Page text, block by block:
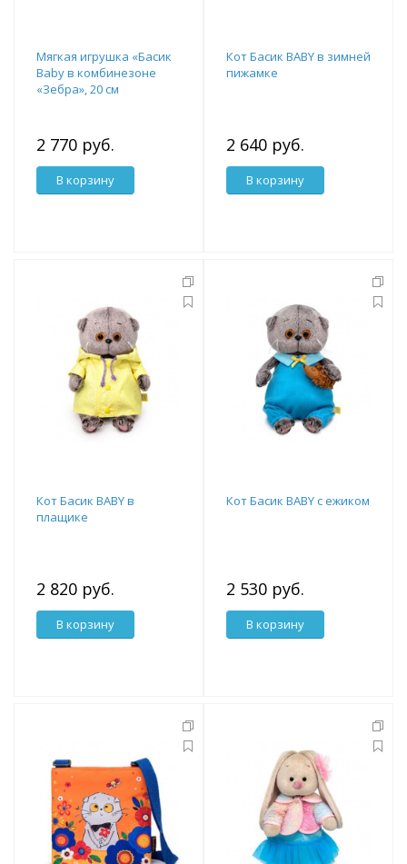
Мягкая игрушка «Басик
Baby в комбинезоне
«Зебра», 20 см
2 770 руб.
В корзину
Кот Басик BABY в зимней
пижамке
2 640 руб.
В корзину
Кот Басик BABY в
плащике
2 820 руб.
В корзину
Кот Басик BABY с ежиком
2 530 руб.
В корзину